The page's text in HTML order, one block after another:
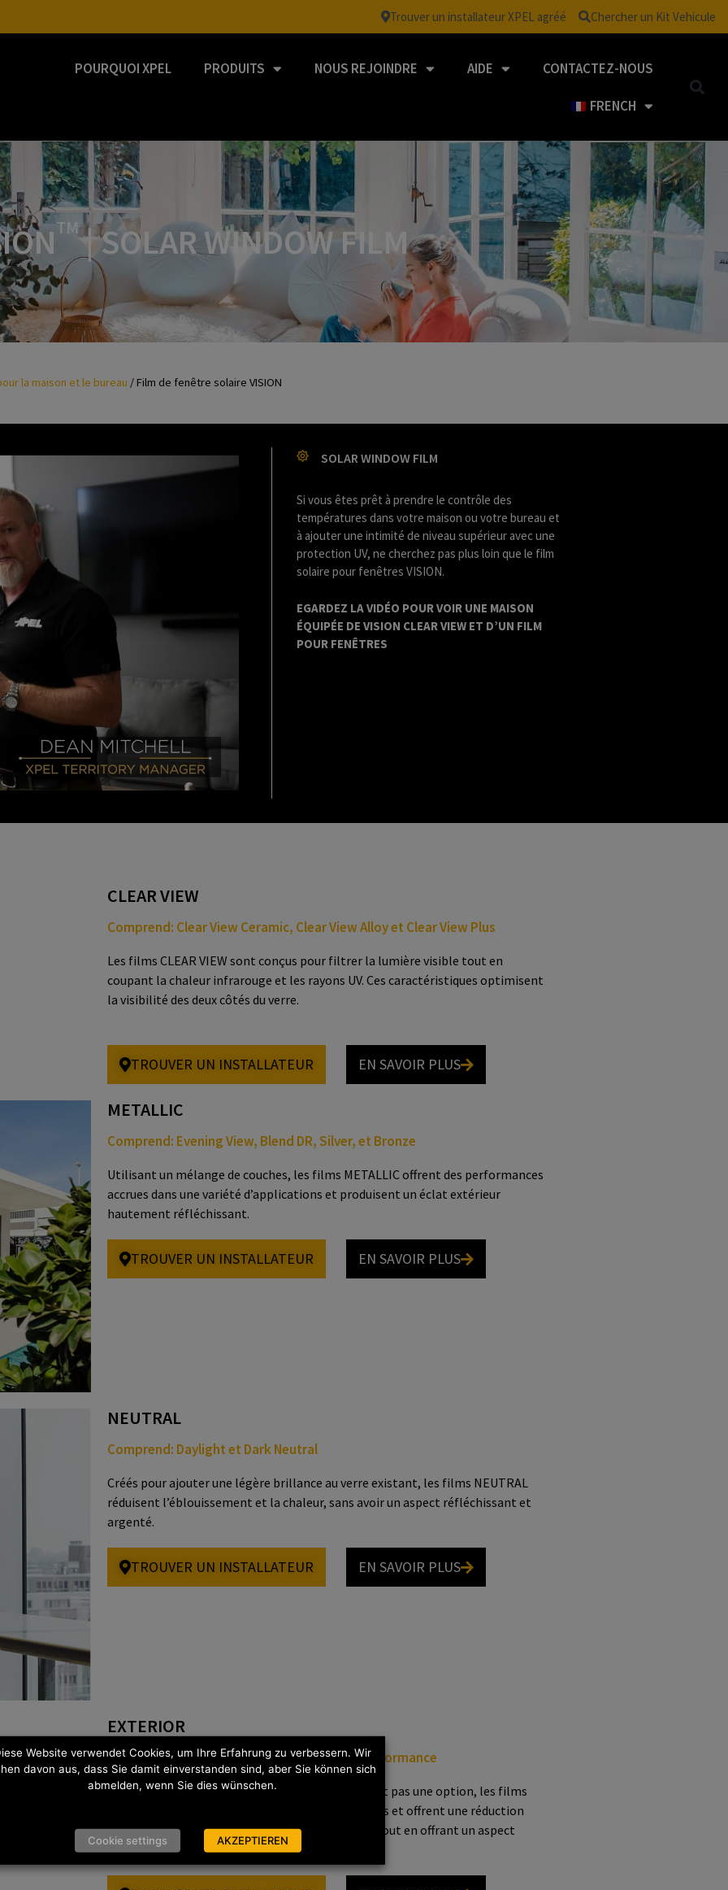
Trouver un installateur XPEL agréé Chercher un Kit Vehicule
POURQUOI XPEL PRODUITS NOUS REJOINDRE AIDE CONTACTEZ-NOUS
FRENCH
TM| SOLAR WINDOW FILM
la maison et le bureau /Film de fenêtre solaire VISION
SOLAR WINDOW FILM
Si vous êtes prêt à prendre le contrôle des
températures dans votre maison ou votre bureau et
à ajouter une intimité de niveau supérieur avec une
protection UV, ne cherchez pas plus loin que le film
solaire pour fenêtres VISION.
EGARDEZ LA VIDÉO POUR VOIR UNE MAISON
ÉQUIPÉE DE VISION CLEAR VIEW ET D’UN FILM
POUR FENÊTRES
CLEAR VIEW
Comprend: Clear View Ceramic, Clear View Alloy et Clear View Plus
Les films CLEAR VIEW sont conçus pour filtrer la lumière visible tout en
coupant la chaleur infrarouge et les rayons UV. Ces caractéristiques optimisent
la visibilité des deux côtés du verre.
TROUVER UN INSTALLATEUR EN SAVOIR PLUS
METALLIC
Comprend: Evening View, Blend DR, Silver, et Bronze
Utilisant un mélange de couches, les films METALLIC offrent des performances
accrues dans une variété d’applications et produisent un éclat extérieur
hautement réfléchissant.
TROUVER UN INSTALLATEUR EN SAVOIR PLUS
NEUTRAL
Comprend: Daylight et Dark Neutral
Créés pour ajouter une légère brillance au verre existant, les films NEUTRAL
réduisent l’éblouissement et la chaleur, sans avoir un aspect réfléchissant et
argenté.
TROUVER UN INSTALLATEUR EN SAVOIR PLUS
EXTERIOR
Comprend: Blend DR, Silver, Neutral, Clear Performance
Lorsque les applications sur verre intérieur ne sont pas une option, les films
EXTÉRIEURS atteignent des performances élevées et offrent une réduction
significative de la chaleur et de l’éblouissement, tout en offrant un aspect
extérieur frais et cohérent.
Website verwendet Cookies, um Ihre Erfahrung zu verbessern. Wir
davon aus, dass Sie damit einverstanden sind, aber Sie können sich
abmelden, wenn Sie dies wünschen.
Cookie settings AKZEPTIEREN